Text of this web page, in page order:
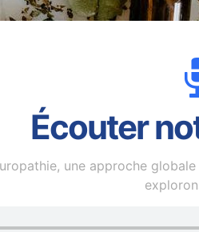
Écouter
une approche